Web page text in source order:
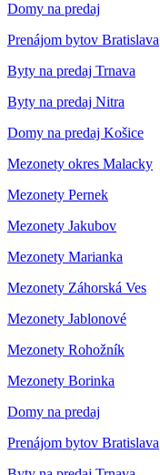
Domy na predaj
Prenájom bytov Bratislava
Byty na predaj Trnava
Byty na predaj Nitra
Domy na predaj Košice
Mezonety okres Malacky
Mezonety Pernek
Mezonety Jakubov
Mezonety Marianka
Mezonety Záhorská Ves
Mezonety Jablonové
Mezonety Rohožník
Mezonety Borinka
Domy na predaj
Prenájom bytov Bratislava